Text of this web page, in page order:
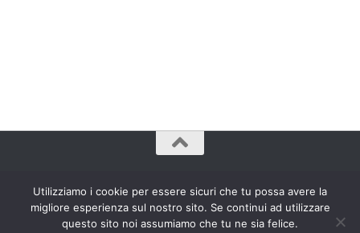
Utilizziamo i cookie per essere sicuri che tu possa avere la
migliore esperienza sul nostro sito. Se continui ad utilizzare
questo sito noi assumiamo che tu ne sia felice.